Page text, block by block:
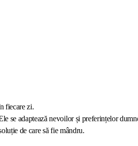
fiecare zi.
se adaptează nevoilor și preferințelor
de care să fie mândru.